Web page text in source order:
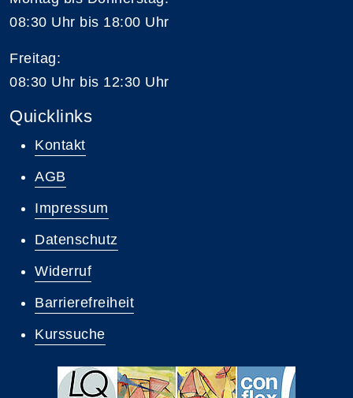
08:30 Uhr bis 18:00 Uhr
Freitag:
08:30 Uhr bis 12:30 Uhr
Quicklinks
Kontakt
AGB
Impressum
Datenschutz
Widerruf
Barrierefreiheit
Kurssuche